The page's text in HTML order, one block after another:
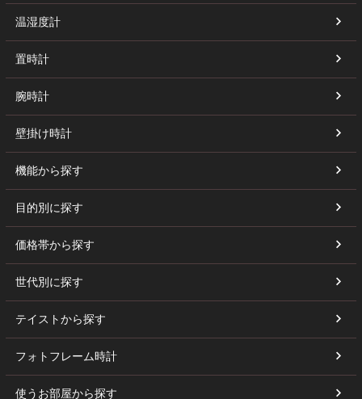
温湿度計
置時計
腕時計
壁掛け時計
機能から探す
目的別に探す
価格帯から探す
世代別に探す
テイストから探す
フォトフレーム時計
使うお部屋から探す